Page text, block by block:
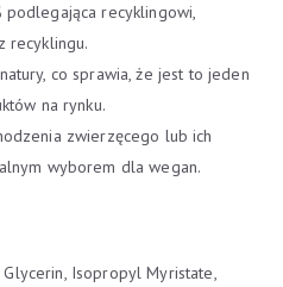
recyklingowi,
recyklingu.
co sprawia, że jest to jeden
na rynku.
zwierzęcego lub ich
wyborem dla wegan.
Isopropyl Myristate,